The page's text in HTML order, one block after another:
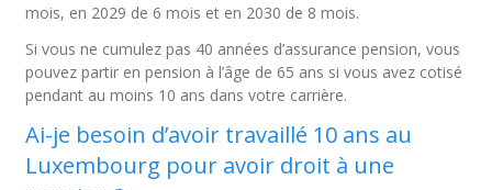
mois, en 2029 de 6 mois et en 2030 de 8 mois.
Si vous ne cumulez pas 40 années d’assurance pension, vous
pouvez partir en pension à l’âge de 65 ans si vous avez cotisé
pendant au moins 10 ans dans votre carrière.
Ai-je besoin d’avoir travaillé 10 ans au
Luxembourg pour avoir droit à une